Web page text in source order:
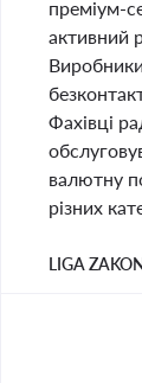
преміум-
активний
Фахівці
валютну
різних
LIGA